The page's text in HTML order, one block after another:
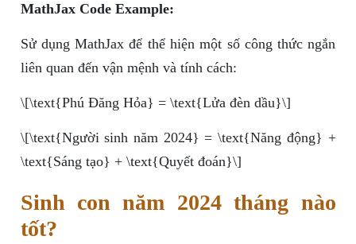
MathJax Code Example:
Sử dụng MathJax để thể hiện một số công thức ngắn
liên quan đến vận mệnh và tính cách:
\[\text{Phú Đăng Hỏa} = \text{Lửa đèn dầu}\]
\[\text{Người sinh năm 2024} = \text{Năng động} +
\text{Sáng tạo} + \text{Quyết đoán}\]
Sinh con năm 2024 tháng nào
tốt?